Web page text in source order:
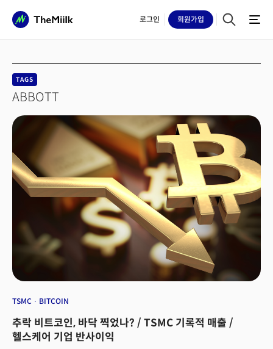
로그인 회원가입
TAGS
ABBOTT
TSMC BITCOIN
추락 비트코인, 바닥 찍었나? / TSMC 기록적 매출 /
헬스케어 기업 반사이익